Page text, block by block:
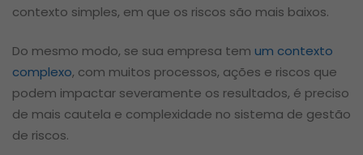
contexto simples, em que os riscos são mais baixos.
Do mesmo modo, se sua empresa tem um contexto
complexo, com muitos processos, ações e riscos que
podem impactar severamente os resultados, é preciso
de mais cautela e complexidade no sistema de gestão
de riscos.